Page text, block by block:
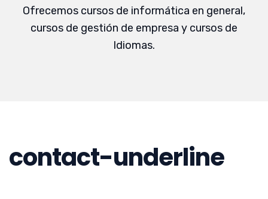
Ofrecemos cursos de informática en general,
cursos de gestión de empresa y cursos de
Idiomas.
contact-underline